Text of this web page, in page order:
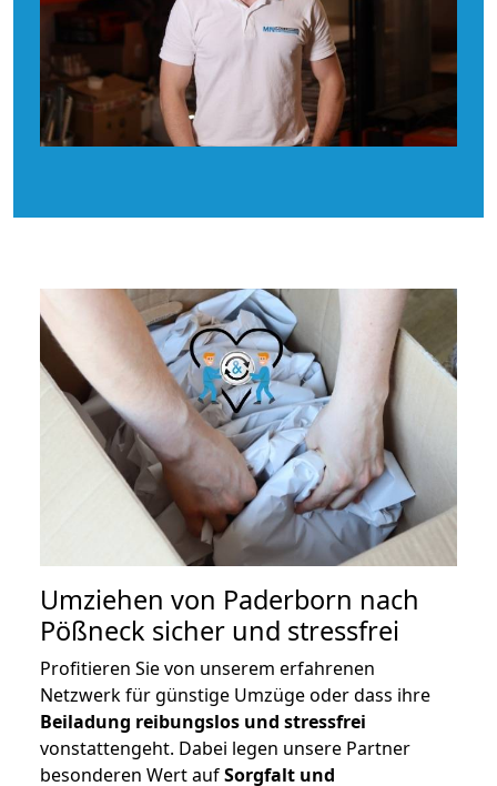
Umziehen von Paderborn nach
Pößneck sicher und stressfrei
Profitieren Sie von unserem erfahrenen
Netzwerk für günstige Umzüge oder dass ihre
Beiladung reibungslos und stressfrei
vonstattengeht. Dabei legen unsere Partner
besonderen Wert aufSorgfalt und